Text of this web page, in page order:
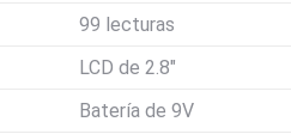
99 lecturas
LCD de 2.8″
Batería de 9V